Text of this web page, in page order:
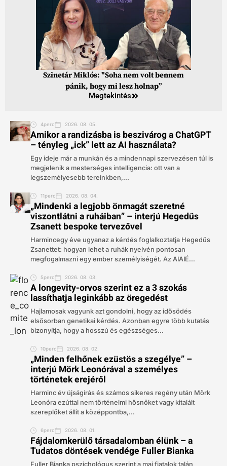
Szinetár Miklós: "Soha nem volt bennem
pánik, hogy mi lesz holnap”
Megtekintés
4perc 2026. 08. 05.
Amikor a randizásba is beszivárog a ChatGPT
– tényleg „ick” lett az AI használata?
Egy ideje már a munkán és a mindennapi szervezésen túl is
megjelenik a mesterséges intelligencia: ott van a
legszemélyesebb tereinkben,...
11perc 2026. 08. 04.
„Mindenki a legjobb önmagát szeretné
viszontlátni a ruháiban” – interjú Hegedűs
Zsanett bespoke tervezővel
Harmincegy éve ugyanaz a kérdés foglalkoztatja Hegedűs
Zsanettet: hogyan lehet a ruhák nyelvén pontosan
megfogalmazni egy ember személyiségét. Az AIAIÉ...
5perc 2026. 08. 03.
A longevity-orvos szerint ez a 3 szokás
lassíthatja leginkább az öregedést
Hajlamosak vagyunk azt gondolni, hogy az idősödés
elsősorban genetikai kérdés. Azonban egyre több kutatás
bizonyítja, hogy a hosszú és egészséges...
10perc 2026. 08. 02.
„Minden felhőnek ezüstös a szegélye” –
interjú Mörk Leonórával a személyes
történetek erejéről
Harminc év újságírás és számos sikeres regény után Mörk
Leonóra ezúttal nem történelmi hősnőket vagy kitalált
szereplőket állít a középpontba,...
6perc 2026. 08. 01.
Fájdalomkerülő társadalomban élünk – a
Tudatos döntések vendége Fuller Bianka
Fuller Bianka pszichológus szerint a mai fiatalok talán